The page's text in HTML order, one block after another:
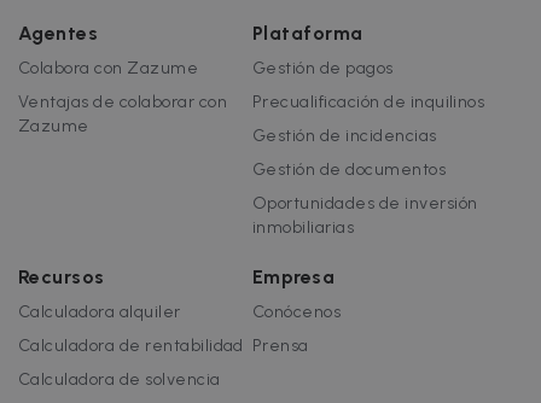
Agentes
Colabora con Zazume
Ventajas de colaborar con
Zazume
Plataforma
Gestión de pagos
Precualificación de inquilinos
Gestión de incidencias
Gestión de documentos
Oportunidades de inversión
inmobiliarias
Recursos
Calculadora alquiler
Calculadora de rentabilidad
Calculadora de solvencia
Empresa
Conócenos
Prensa